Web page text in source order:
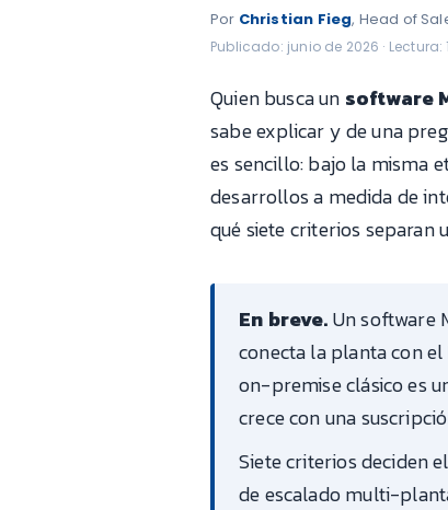
Por Christian Fieg, Head of
Publicado: junio de 2026 · Lectura:
Quien busca un software
sabe explicar y de una
es sencillo: bajo la misma
desarrollos a medida de
qué siete criterios separan
En breve.Un software
conecta la planta con
on-premise clásico es
crece con una
Siete criterios deciden
de escalado multi-